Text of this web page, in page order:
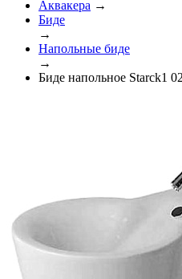
Аквакера →
Биде
→
Напольные биде
→
Биде напольное Starck1